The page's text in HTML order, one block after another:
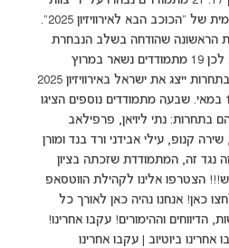
שופטי התוכנית לנבחרת הרשמית של "הכוכב הבא לאירוויזיון 2025".
הראשונה שהודחה בשלב הנבחרת
ולהקת חמסה הצטרפה אליה. לכן 19 מתמודדים נשאר במרוץ
בתחילת הפרק. הזוכה הגדול בתחרות ייצג את ישראל באירוויזיון 2025
שיתקיים בבאזל ב-13, 15 ו-17 במאי. שבעה מתמודדים נוספים הציגו
בתחרות: נתי ליויאן, פרפילאב
קנופ, עילי אבידני ורד בנד ומורן
נגד זה, המתמודדת שזכתה בציון
הצטרפו אלינו לקהילת הווטסאפ
כאן! אנחנו נהיה כאן לאורך כל
הדיווחים וההימורים! עקבו אחרינו!
ביוטיוב | עקבו אחרינו